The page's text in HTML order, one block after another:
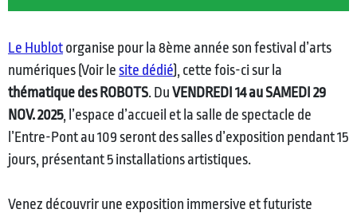
Le Hublot organise pour la 8ème année son festival d’arts
numériques (Voir le site dédié), cette fois-ci sur la
thématique des ROBOTS. Du VENDREDI 14 au SAMEDI 29
NOV. 2025, l’espace d’accueil et la salle de spectacle de
l’Entre-Pont au 109 seront des salles d’exposition pendant 15
jours, présentant 5 installations artistiques.
Venez découvrir une exposition immersive et futuriste